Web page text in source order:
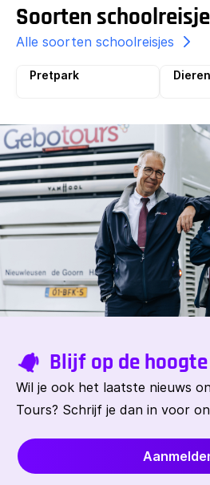
Soorten
Alle soorten schoolreisjes
Pretpark
Blijf op de hoogte
Wil je ook het laatste nieuws
Tours? Schrijf je dan in voor